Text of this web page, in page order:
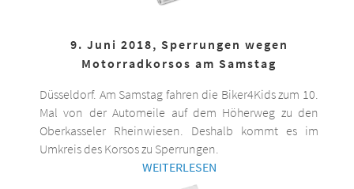
9. Juni 2018, Sperrungen wegen
Motorradkorsos am Samstag
Düsseldorf. Am Samstag fahren die Biker4Kids zum 10.
Mal von der Automeile auf dem Höherweg zu den
Oberkasseler Rheinwiesen. Deshalb kommt es im
Umkreis des Korsos zu Sperrungen.
WEITERLESEN